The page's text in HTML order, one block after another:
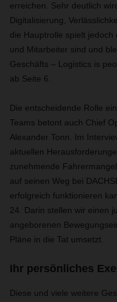
erreichen. Sehr deutlich
Digitalisierung,
die Hauptrolle spielt
und Mitarbeiter sind und
Geschäfts – Logistics is
ab Seite 6.
Die entscheidende Rolle
Teams betont auch Chief
Alexander Tonn. Im
aktuellen
zunehmende
auf seinen Weg bei
erfolgreich funktionieren
24. Darin stellen wir einen
angeborenen
Pläne in die Tat umsetzt.
Ihr persönliches
Diese und viele weitere